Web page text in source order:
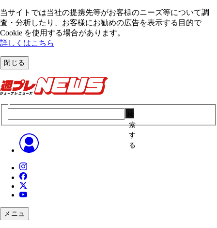
当サイトでは当社の提携先等がお客様のニーズ等について調
査・分析したり、お客様にお勧めの広告を表⽰する⽬的で
Cookie を使⽤する場合があります。
詳しくはこちら
閉じる
索
す
る
メニュ